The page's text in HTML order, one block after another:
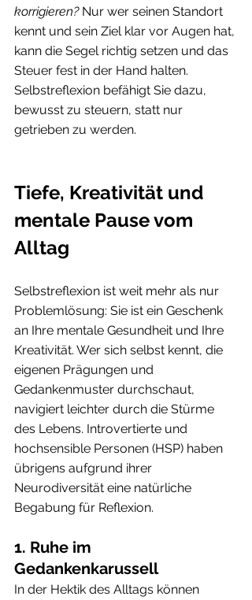
korrigieren? Nur wer seinen Standort
kennt und sein Ziel klar vor Augen hat,
kann die Segel richtig setzen und das
Steuer fest in der Hand halten.
Selbstreflexion befähigt Sie dazu,
bewusst zu steuern, statt nur
getrieben zu werden.
Tiefe, Kreativität und
mentale Pause vom
Alltag
Selbstreflexion ist weit mehr als nur
Problemlösung: Sie ist ein Geschenk
an Ihre mentale Gesundheit und Ihre
Kreativität. Wer sich selbst kennt, die
eigenen Prägungen und
Gedankenmuster durchschaut,
navigiert leichter durch die Stürme
des Lebens. Introvertierte und
hochsensible Personen (HSP) haben
übrigens aufgrund ihrer
Neurodiversität eine natürliche
Begabung für Reflexion.
1. Ruhe im
Gedankenkarussell
In der Hektik des Alltags können